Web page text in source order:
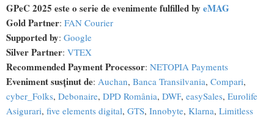
GPeC 2025 este o serie de evenimente fulfilled by eMAG
Gold Partner: FAN Courier
Supported by: Google
Silver Partner: VTEX
Recommended Payment Processor: NETOPIA Payments
Eveniment susținut de: Auchan, Banca Transilvania, Compari,
cyber_Folks, Debonaire, DPD România, DWF, easySales, Eurolife
Asigurari, five elements digital, GTS, Innobyte, Klarna, Limitless